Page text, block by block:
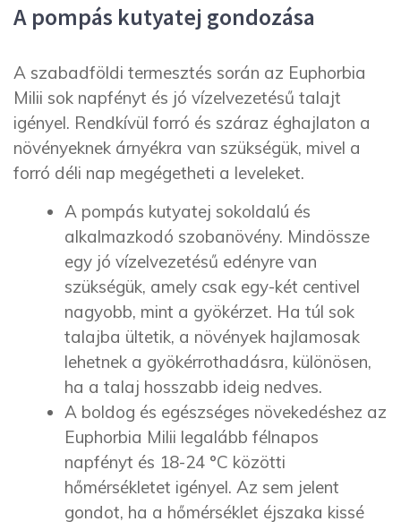
A pompás kutyatej gondozása
A szabadföldi termesztés során az Euphorbia
Milii sok napfényt és jó vízelvezetésű talajt
igényel. Rendkívül forró és száraz éghajlaton a
növényeknek árnyékra van szükségük, mivel a
forró déli nap megégetheti a leveleket.
A pompás kutyatej sokoldalú és
alkalmazkodó szobanövény. Mindössze
egy jó vízelvezetésű edényre van
szükségük, amely csak egy-két centivel
nagyobb, mint a gyökérzet. Ha túl sok
talajba ültetik, a növények hajlamosak
lehetnek a gyökérrothadásra, különösen,
ha a talaj hosszabb ideig nedves.
A boldog és egészséges növekedéshez az
Euphorbia Milii legalább félnapos
napfényt és 18-24 °C közötti
hőmérsékletet igényel. Az sem jelent
gondot, ha a hőmérséklet éjszaka kissé